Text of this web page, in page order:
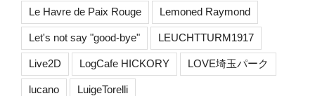
Le Havre de Paix Rouge Lemoned Raymond
Let's not say "good-bye" LEUCHTTURM1917
Live2D LogCafe HICKORY LOVE埼玉パーク
lucano LuigeTorelli